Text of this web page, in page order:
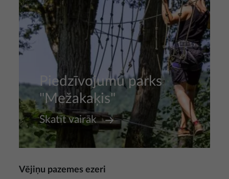
Piedzīvojumu parks
"Mežakaķis"
Skatīt vairāk
Vējiņu pazemes ezeri